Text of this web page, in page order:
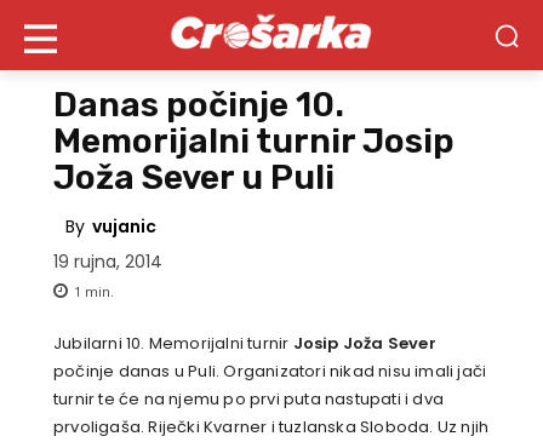
Danas počinje 10.
Memorijalni turnir Josip
Joža Sever u Puli
By vujanic
19 rujna, 2014
1 min.
Jubilarni 10. Memorijalni turnir Josip Joža Sever
počinje danas u Puli. Organizatori nikad nisu imali jači
turnir te će na njemu po prvi puta nastupati i dva
prvoligaša. Riječki Kvarner i tuzlanska Sloboda. Uz njih